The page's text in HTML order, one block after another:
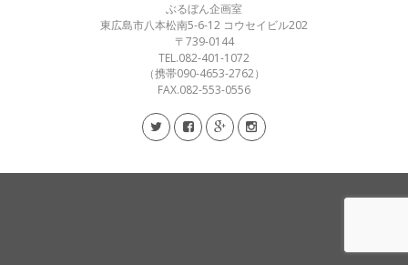
ぶるぼん企画室
東広島市八本松南5-6-12 コウセイビル202
〒739-0144
TEL.082-401-1072
（携帯090-4653-2762）
FAX.082-553-0556